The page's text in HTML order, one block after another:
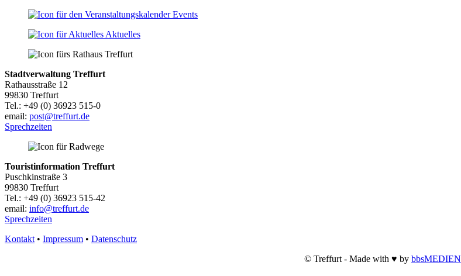
Events
Aktuelles
Stadtverwaltung Treffurt
Rathausstraße 12
99830 Treffurt
Tel.: +49 (0) 36923 515-0
email: post@treffurt.de
Sprechzeiten
Touristinformation Treffurt
Puschkinstraße 3
99830 Treffurt
Tel.: +49 (0) 36923 515-42
email: info@treffurt.de
Sprechzeiten
Kontakt • Impressum • Datenschutz
© Treffurt - Made with ♥ by bbsMEDIEN